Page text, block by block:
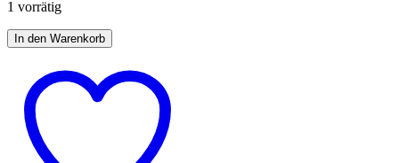
1 vorrätig
In den Warenkorb